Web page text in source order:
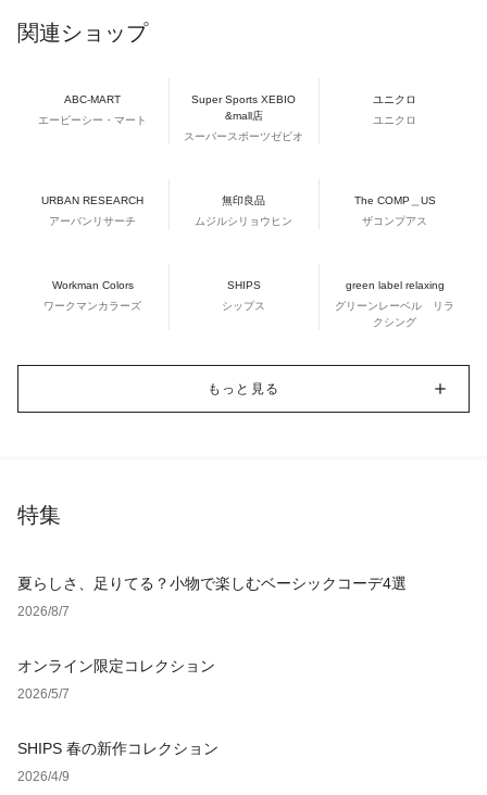
関連ショップ
ABC-MART
エービーシー・マート
Super Sports XEBIO
&mall店
スーパースポーツゼビオ
ユニクロ
ユニクロ
URBAN RESEARCH
アーバンリサーチ
無印良品
ムジルシリョウヒン
The COMP＿US
ザコンプアス
Workman Colors
ワークマンカラーズ
SHIPS
シップス
green label relaxing
グリーンレーベル リラ
クシング
もっと見る
特集
夏らしさ、足りてる？小物で楽しむベーシックコーデ4選
2026/8/7
オンライン限定コレクション
2026/5/7
SHIPS 春の新作コレクション
2026/4/9